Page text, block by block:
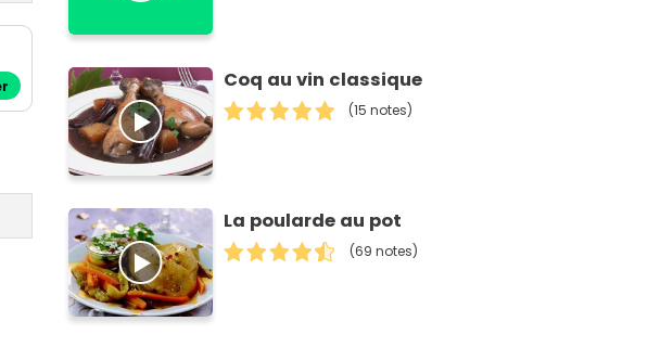
Coq au vin classique
(15 notes)
La poularde au pot
(69 notes)